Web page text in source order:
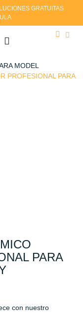
GRATUITAS
MODEL
PROFESIONAL PARA
PARA
con nuestro